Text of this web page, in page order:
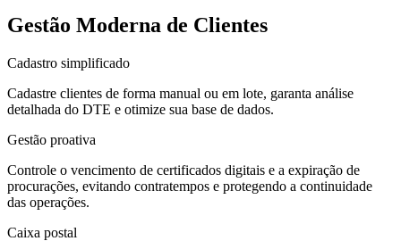
Gestão Moderna de Clientes
Cadastro simplificado
Cadastre clientes de forma manual ou em lote, garanta análise
detalhada do DTE e otimize sua base de dados.
Gestão proativa
Controle o vencimento de certificados digitais e a expiração de
procurações, evitando contratempos e protegendo a continuidade
das operações.
Caixa postal